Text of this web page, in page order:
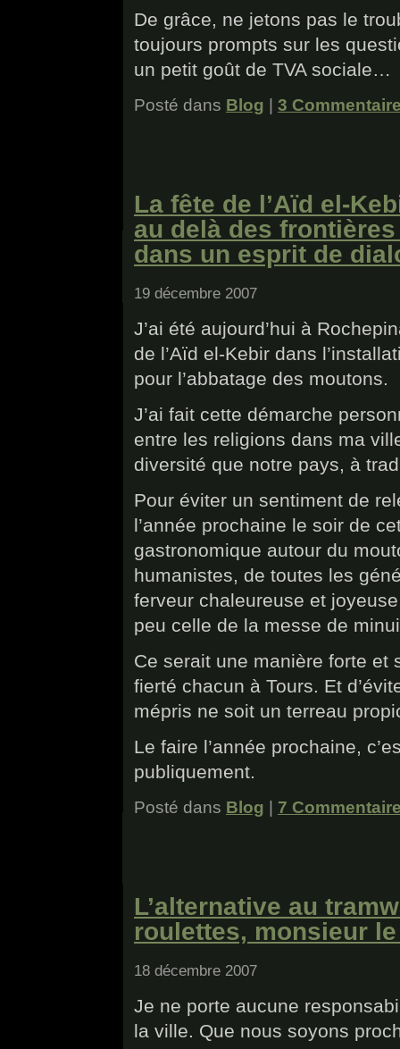
De grâce, ne jetons pas le
toujours prompts sur les
un petit goût de TVA sociale…
Posté dans Blog | 3
La fête de l’Aïd el-
au delà des
dans un esprit de
19 décembre 2007
J’ai été aujourd’hui à
de l’Aïd el-Kebir dans
pour l’abbatage des moutons.
J’ai fait cette démarche
entre les religions dans ma
diversité que notre pays, à
Pour éviter un sentiment de
l’année prochaine le soir de
gastronomique autour du
humanistes, de toutes les
ferveur chaleureuse et
peu celle de la messe de
Ce serait une manière forte et
fierté chacun à Tours. Et
mépris ne soit un terreau
Le faire l’année prochaine,
publiquement.
Posté dans Blog | 7
L’alternative au
roulettes, monsieur
18 décembre 2007
Je ne porte aucune
la ville. Que nous soyons